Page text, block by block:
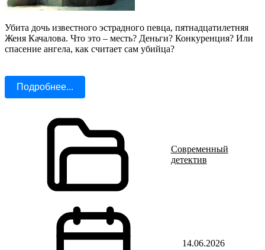
Убита дочь известного эстрадного певца, пятнадцатилетняя
Женя Качалова. Что это – месть? Деньги? Конкуренция? Или
спасение ангела, как считает сам убийца?
Подробнее...
Современный
детектив
14.06.2026